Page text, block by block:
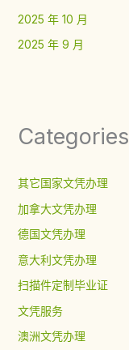
2025 年 10 月
2025 年 9 月
Categories
其它国家文凭办理
加拿大文凭办理
德国文凭办理
意大利文凭办理
扫描件定制毕业证
文凭服务
澳洲文凭办理